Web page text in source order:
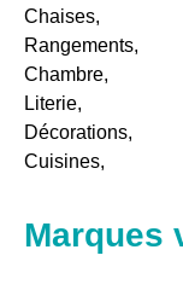
Chaises,
Rangements,
Chambre,
Literie,
Décorations,
Cuisines,
Marques